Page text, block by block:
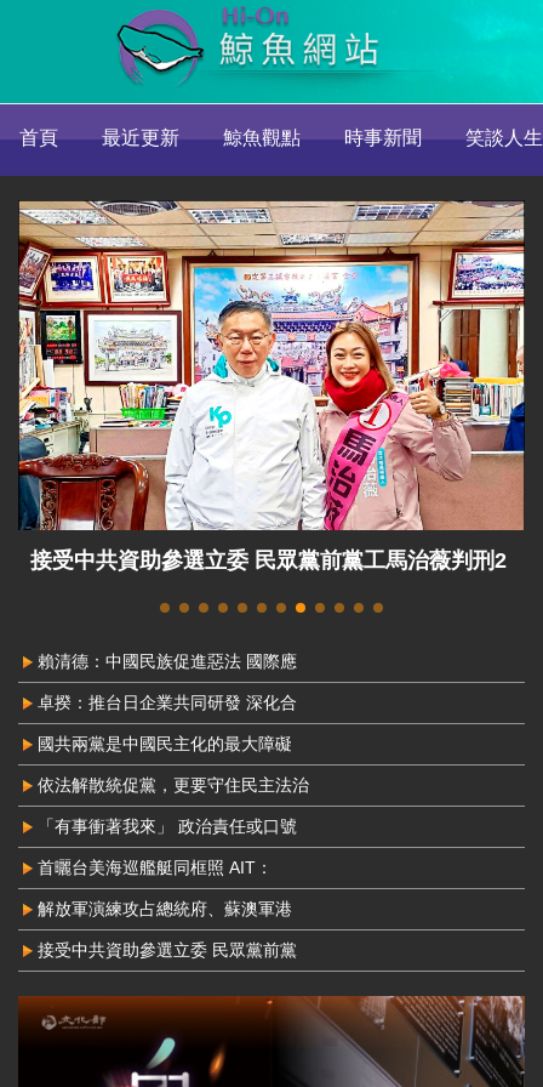
首頁 最近更新 鯨魚觀點 時事新聞 笑談人生
工馬治薇判刑2 中配周滿芝為中國發展組織 判8年定
賴清德：中國民族促進惡法 國際應
卓揆：推台日企業共同研發 深化合
國共兩黨是中國民主化的最大障礙
依法解散統促黨，更要守住民主法治
「有事衝著我來」 政治責任或口號
首曬台美海巡艦艇同框照 AIT：
解放軍演練攻占總統府、蘇澳軍港
接受中共資助參選立委 民眾黨前黨